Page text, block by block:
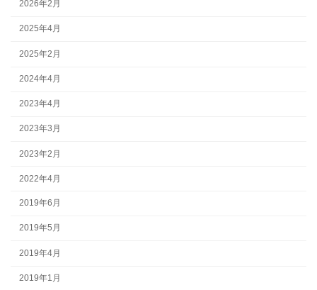
2026年2月
2025年4月
2025年2月
2024年4月
2023年4月
2023年3月
2023年2月
2022年4月
2019年6月
2019年5月
2019年4月
2019年1月